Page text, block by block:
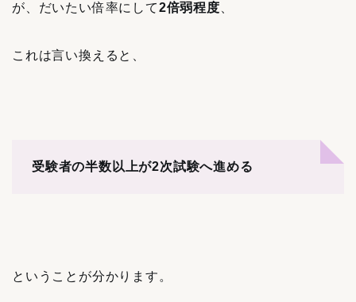
が、だいたい倍率にして2倍弱程度、
これは言い換えると、
受験者の半数以上が2次試験へ進める
ということが分かります。